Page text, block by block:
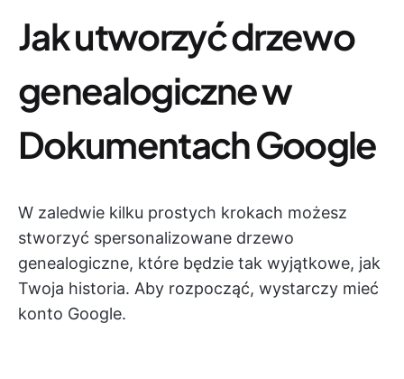
Jak utworzyć drzewo
genealogiczne w
Dokumentach Google
W zaledwie kilku prostych krokach możesz
stworzyć spersonalizowane drzewo
genealogiczne, które będzie tak wyjątkowe, jak
Twoja historia. Aby rozpocząć, wystarczy mieć
konto Google.